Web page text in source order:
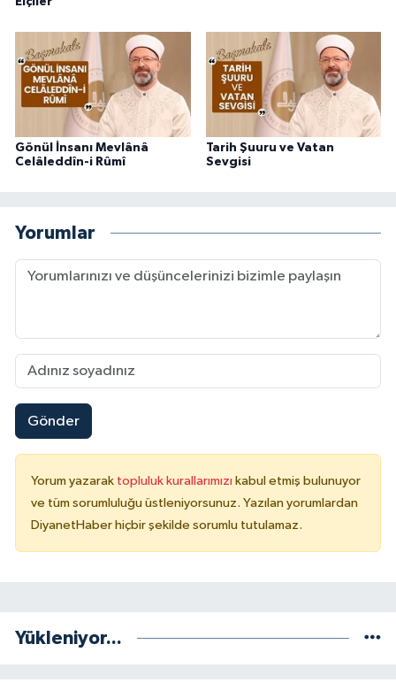
Gönül İnsanı Mevlânâ
Celâleddîn-i Rûmî
Tarih Şuuru ve Vatan
Sevgisi
Yorumlar
Gönder
Yorum yazarak topluluk kurallarımızı kabul etmiş bulunuyor
ve tüm sorumluluğu üstleniyorsunuz. Yazılan yorumlardan
DiyanetHaber hiçbir şekilde sorumlu tutulamaz.
Yükleniyor...